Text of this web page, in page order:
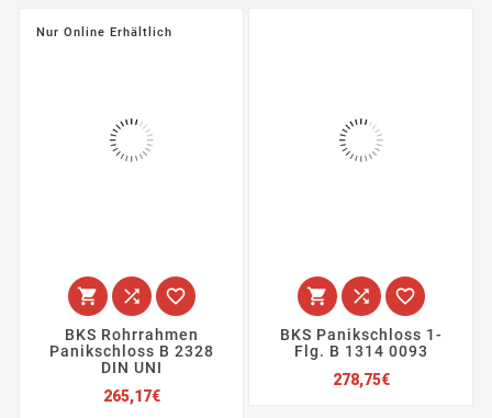
Nur Online Erhältlich
  
BKS Rohrrahmen
Panikschloss B 2328
DIN UNI
265,17€Preis
  
BKS Panikschloss 1-
Flg. B 1314 0093
278,75€Preis